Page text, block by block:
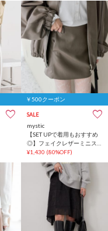
￥500クーポン
SALE
mystic
【SET UPで着用もおすすめ
◎】フェイクレザーミニス
カート
¥1,430 (80%OFF)